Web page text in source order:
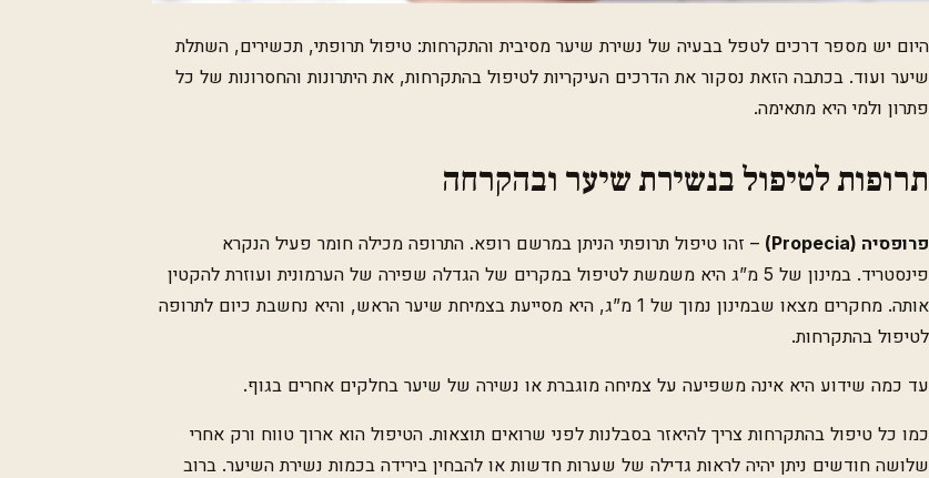
היום יש מספר דרכים לטפל בבעיה של נשירת שיער מסיבית והתקרחות: טיפול תרופתי, תכשירים, השתלת
שיער ועוד. בכתבה הזאת נסקור את הדרכים העיקריות לטיפול בהתקרחות, את היתרונות והחסרונות של כל
פתרון ולמי היא מתאימה.
תרופות לטיפול בנשירת שיער ובהקרחה
פרופסיה (Propecia
) – זהו טיפול תרופתי הניתן במרשם רופא. התרופה מכילה חומר פעיל הנקרא
פינסטריד. במינון של 5 מ”ג היא משמשת לטיפול במקרים של הגדלה שפירה של הערמונית ועוזרת להקטין
אותה. מחקרים מצאו שבמינון נמוך של 1 מ”ג, היא מסייעת בצמיחת שיער הראש, והיא נחשבת כיום לתרופה
לטיפול בהתקרחות.
עד כמה שידוע היא אינה משפיעה על צמיחה מוגברת או נשירה של שיער בחלקים אחרים בגוף.
כמו כל טיפול בהתקרחות צריך להיאזר בסבלנות לפני שרואים תוצאות. הטיפול הוא ארוך טווח ורק אחרי
שלושה חודשים ניתן יהיה לראות גדילה של שערות חדשות או להבחין בירידה בכמות נשירת השיער. ברוב